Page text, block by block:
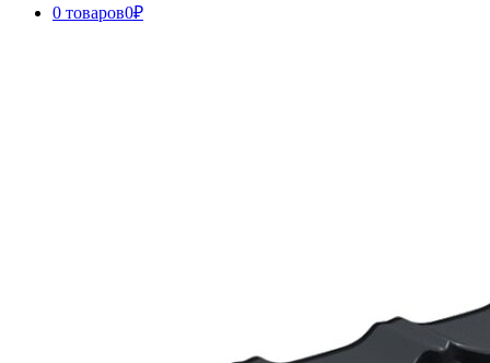
0 товаров0₽